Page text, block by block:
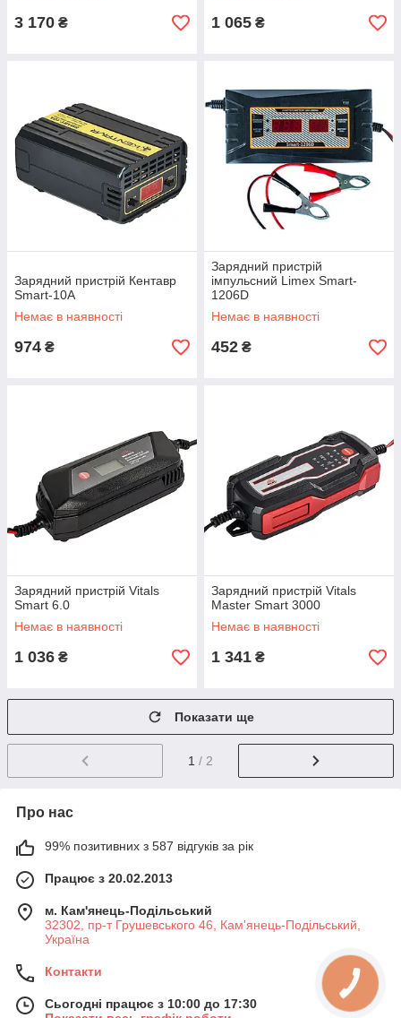
3 170 ₴ 1 065 ₴
Зарядний пристрій Кентавр
Smart-10A
Немає в наявності
974 ₴
Зарядний пристрій
імпульсний Limex Smart-
1206D
Немає в наявності
452 ₴
Зарядний пристрій Vitals
Smart 6.0
Немає в наявності
1 036 ₴
Зарядний пристрій Vitals
Master Smart 3000
Немає в наявності
1 341 ₴
Показати ще
1 / 2
Про нас
99% позитивних з 587 відгуків за рік
Працює з 20.02.2013
м. Кам'янець-Подільський
32302, пр-т Грушевського 46, Кам'янець-Подільський,
Україна
Контакти
Сьогодні працює з 10:00 до 17:30